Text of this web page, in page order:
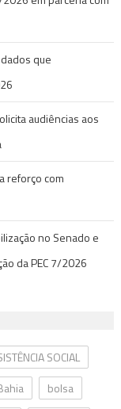
que
audiências aos
reforço com
no Senado e
da PEC 7/2026
SOCIAL
bolsa